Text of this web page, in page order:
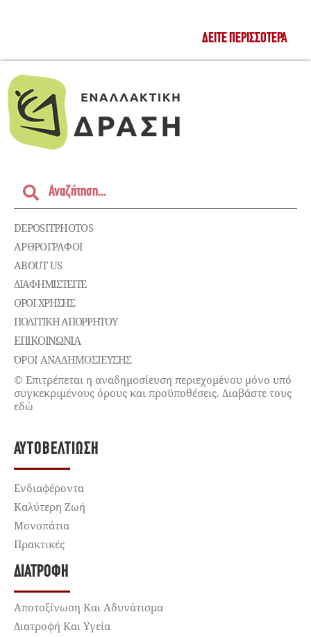
ΔΕΊΤΕ ΠΕΡΙΣΣΌΤΕΡΑ
DEPOSITPHOTOS
ΑΡΘΡΟΓΡΑΦΟΙ
ABOUT US
ΔΙΑΦΗΜΙΣΤΕΊΤΕ
ΌΡΟΙ ΧΡΉΣΗΣ
ΠΟΛΙΤΙΚΉ ΑΠΟΡΡΉΤΟΥ
ΕΠΙΚΟΙΝΩΝΊΑ
ΌΡΟΙ ΑΝΑΔΗΜΟΣΙΕΥΣΗΣ
© Επιτρέπεται η αναδημοσίευση περιεχομένου μόνο υπό
συγκεκριμένους όρους και προϋποθέσεις. Διαβάστε τους
εδώ
ΑΥΤΟΒΕΛΤΊΩΣΗ
Ενδιαφέροντα
Καλύτερη Ζωή
Μονοπάτια
Πρακτικές
ΔΙΑΤΡΟΦΉ
Αποτοξίνωση Και Αδυνάτισμα
Διατροφή Και Υγεία